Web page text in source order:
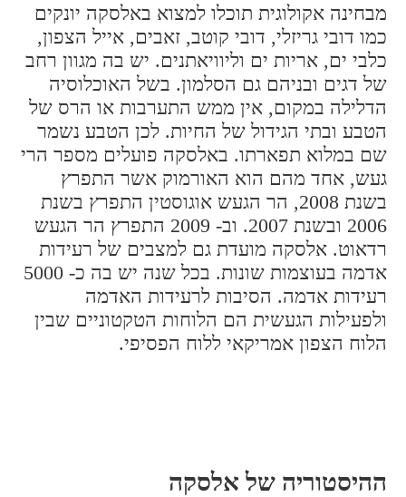
מבחינה אקולוגית תוכלו למצוא באלסקה יונקים
כמו דובי גריזלי, דובי קוטב, זאבים, אייל הצפון,
כלבי ים, אריות ים וליוויאתנים. יש בה מגוון רחב
של דגים ובניהם גם הסלמון. בשל האוכלוסיה
הדלילה במקום, אין ממש התערבות או הרס של
הטבע ובתי הגידול של החיות. לכן הטבע נשמר
שם במלוא תפארתו. באלסקה פועלים מספר הרי
געש, אחד מהם הוא האורמוק אשר התפרץ
בשנת 2008, הר הגעש אוגוסטין התפרץ בשנת
2006 ובשנת 2007. וב- 2009 התפרץ הר הגעש
רדאוט. אלסקה מועדת גם למצבים של רעידות
אדמה בעוצמות שונות. בכל שנה יש בה כ- 5000
רעידות אדמה. הסיבות לרעידות האדמה
ולפעילות הגעשית הם הלוחות הטקטוניים שבין
הלוח הצפון אמריקאי ללוח הפסיפי.
ההיסטוריה של אלסקה